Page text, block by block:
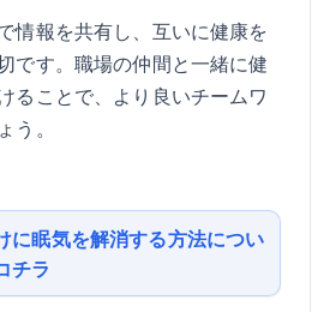
情報を共有し、互いに健康を
です。職場の仲間と一緒に健
ることで、より良いチームワ
う。
に眠気を解消する方法につい
チラ